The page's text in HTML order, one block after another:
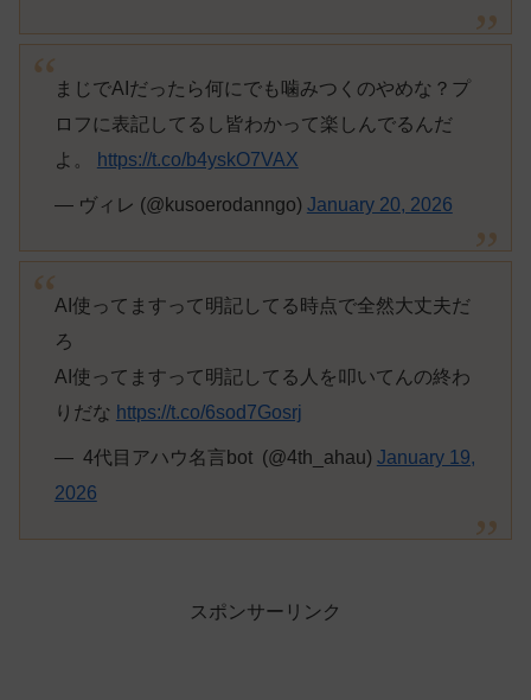
まじでAIだったら何にでも噛みつくのやめな？プ
ロフに表記してるし皆わかって楽しんでるんだ
よ。
https://t.co/b4yskO7VAX
— ヴィレ (@kusoerodanngo) January 20, 2026
AI使ってますって明記してる時点で全然大丈夫だ
ろ
AI使ってますって明記してる人を叩いてんの終わ
りだな https://t.co/6sod7Gosrj
— ︎︎ ︎︎4代目アハウ名言bot ︎︎ (@4th_ahau) January 19,
2026
スポンサーリンク